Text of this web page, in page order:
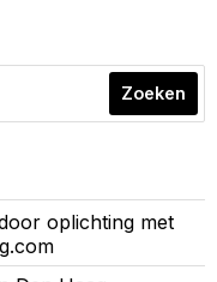
Zoeken
oplichting met